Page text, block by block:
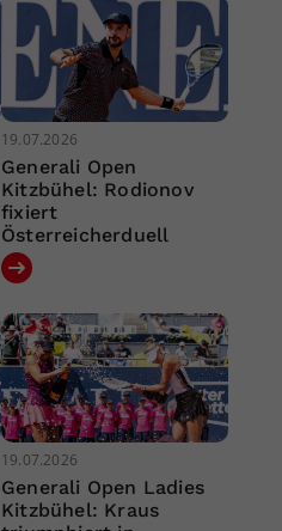
19.07.2026
Generali Open
Kitzbühel: Rodionov
fixiert
Österreicherduell
19.07.2026
Generali Open Ladies
Kitzbühel: Kraus